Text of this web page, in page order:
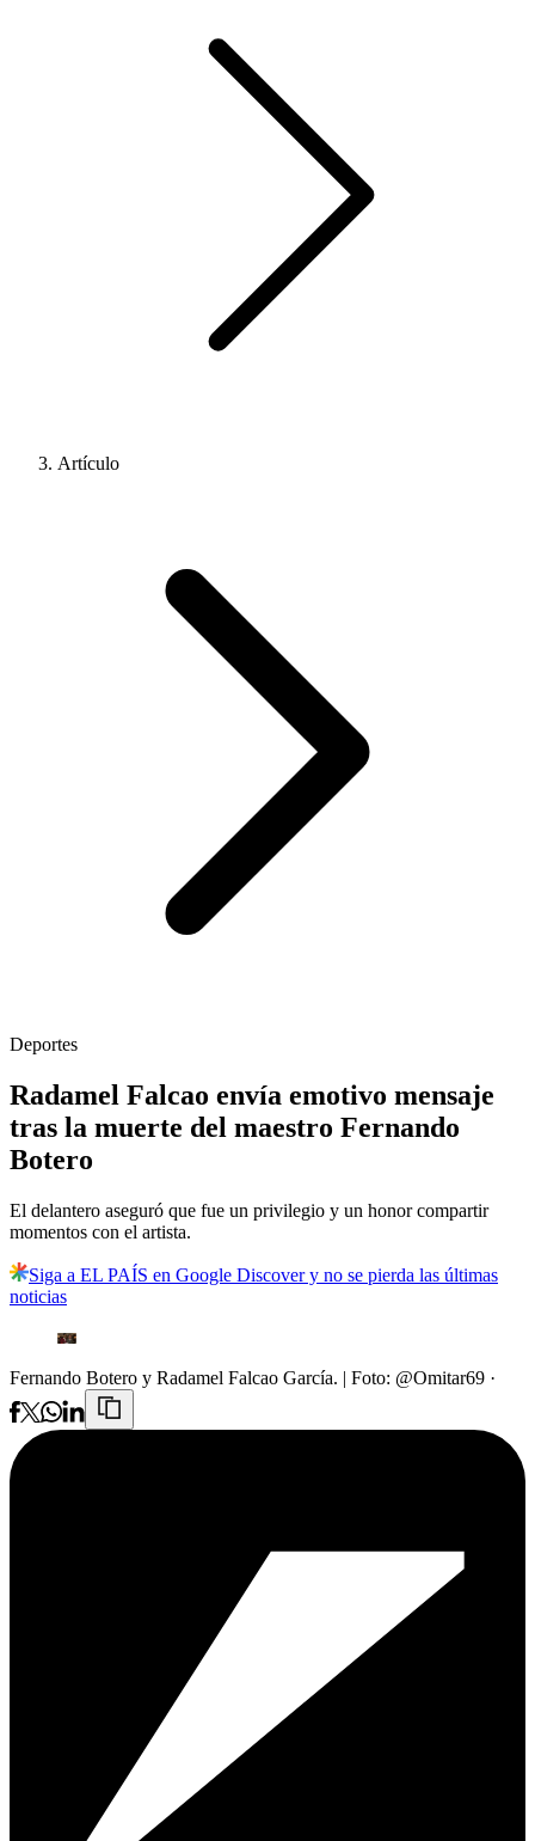
Artículo
Deportes
Radamel Falcao envía emotivo mensaje
tras la muerte del maestro Fernando
Botero
El delantero aseguró que fue un privilegio y un honor compartir
momentos con el artista.
Siga a EL PAÍS en Google Discover y no se pierda las últimas
noticias
Fernando Botero y Radamel Falcao García. | Foto: @Omitar69 ·